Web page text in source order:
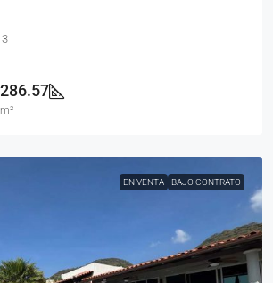
286.57
m²
EN VENTA BAJO CONTRATO